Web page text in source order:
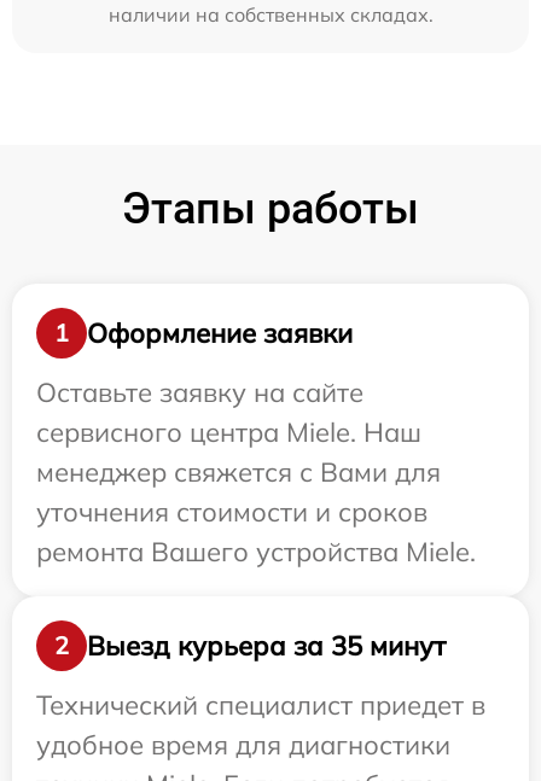
наличии на собственных складах.
Этапы работы
1
Оформление заявки
Оставьте заявку на сайте
сервисного центра Miele. Наш
менеджер свяжется с Вами для
уточнения стоимости и сроков
ремонта Вашего устройства Miele.
2
Выезд курьера за 35 минут
Технический специалист приедет в
удобное время для диагностики